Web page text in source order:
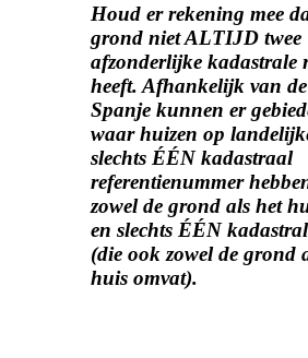
Houd er rekening mee
grond niet ALTIJD twee
afzonderlijke kadastrale
heeft. Afhankelijk van
Spanje kunnen er
waar huizen op
slechts ÉÉN kadastraal
referentienummer
zowel de grond als het
en slechts ÉÉN
(die ook zowel de grond
huis omvat).